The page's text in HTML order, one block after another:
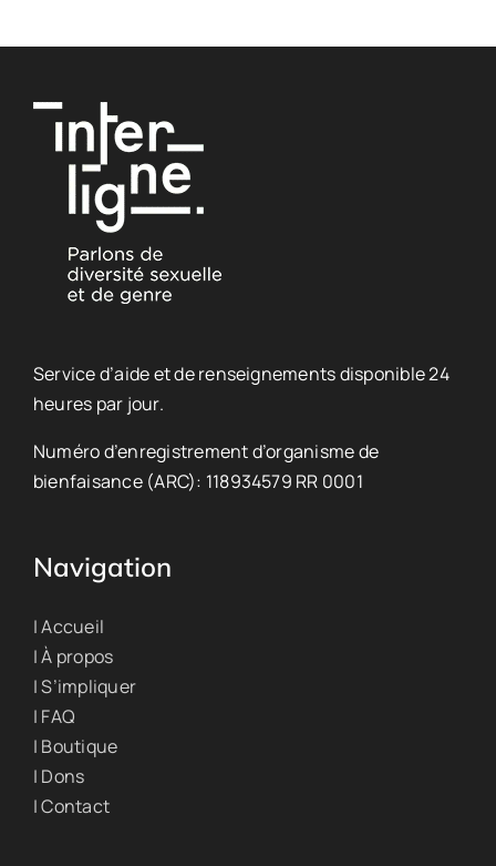
Service d’aide et de renseignements disponible 24
heures par jour.
Numéro d’enregistrement d’organisme de
bienfaisance (ARC): 118934579 RR 0001
Navigation
| Accueil
| À propos
| S’impliquer
| FAQ
| Boutique
| Dons
| Contact